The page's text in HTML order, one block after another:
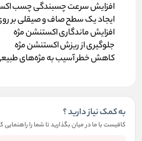
افزایش سرعت چسبندگی چسب
ایجاد یک سطح صاف و صیقلی بر
افزایش ماندگاری اکستنشن مژه
جلوگیری از ریزش اکستنشن مژه
کاهش خطر آسیب به مژه‌های
به کمک نیاز دارید ؟
کافیست با ما در میان بگذارید تا شما را راهنمایی